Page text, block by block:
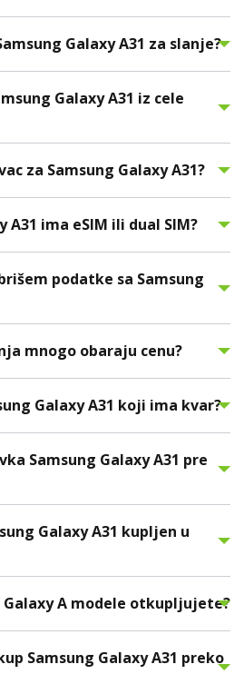
Galaxy A31 za slanje?
Galaxy A31 iz cele
za Samsung Galaxy A31?
A31 ima eSIM ili dual SIM?
podatke sa Samsung
mnogo obaraju cenu?
Galaxy A31 koji ima kvar?
Samsung Galaxy A31 pre
Galaxy A31 kupljen u
Galaxy A modele otkupljujete?
Samsung Galaxy A31 preko